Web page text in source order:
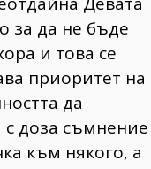
за да не бъде
и това се
приоритет на
да
доза съмнение
към някого, а